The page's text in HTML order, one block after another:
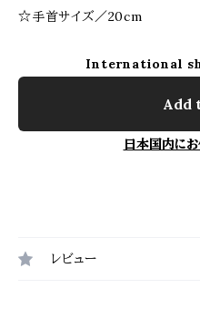
☆手首サイズ／20cm
International
Add
日本国内に
レビュー